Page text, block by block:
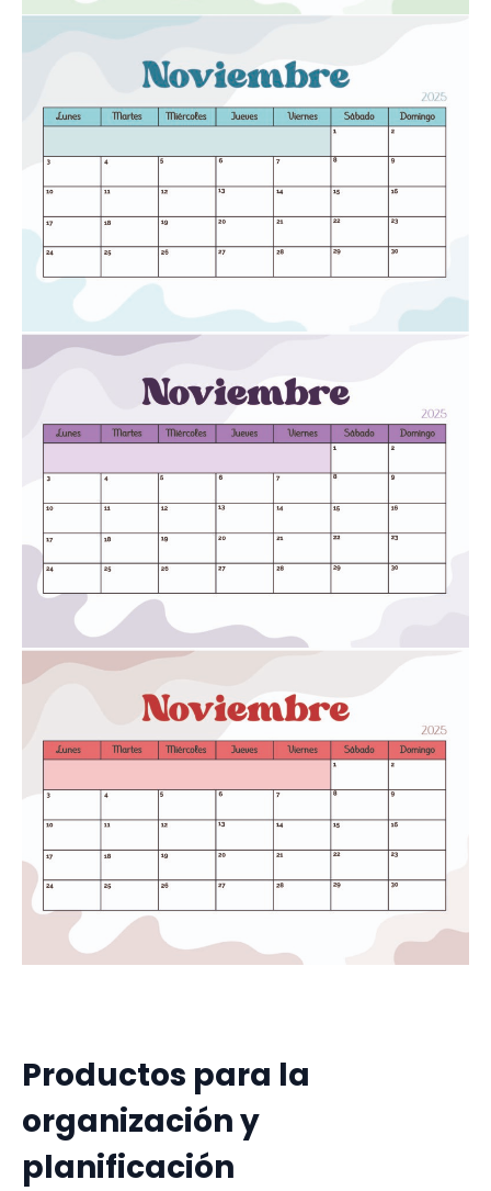
Productos para la
organización y
planificación